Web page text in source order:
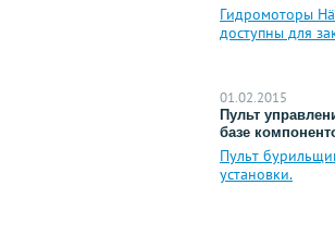
Гидромоторы
доступны для
01.02.2015
Пульт
базе
Пульт
установки.